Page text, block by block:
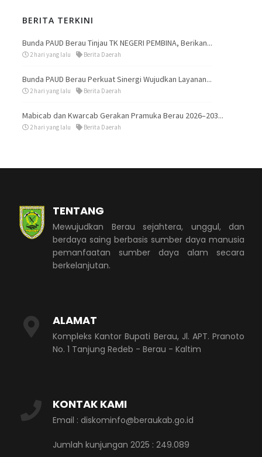
BERITA TERKINI
Bunda PAUD Berau Tinjau TK NEGERI PEMBINA, Berikan...
2 hari yang lalu Berita Daerah
Bunda PAUD Berau Perkuat Sinergi Wujudkan Layanan...
2 hari yang lalu Berita Daerah
Mabicab dan Kwarcab Gerakan Pramuka Berau 2026–203...
2 hari yang lalu Berita Daerah
TENTANG
Mewujudkan Berau sejahtera, unggul, dan
berdaya saing berbasis sumber daya manusia
pemanfaatan sumber daya alam secara
berkelanjutan.
ALAMAT
Kompleks Kantor Bupati Berau, Jl. APT. Pranoto
No. 1 Tanjung Redeb - Berau - Kaltim
KONTAK KAMI
Email : diskominfo@beraukab.go.id
Jumlah kunjungan 2025 : 249.089